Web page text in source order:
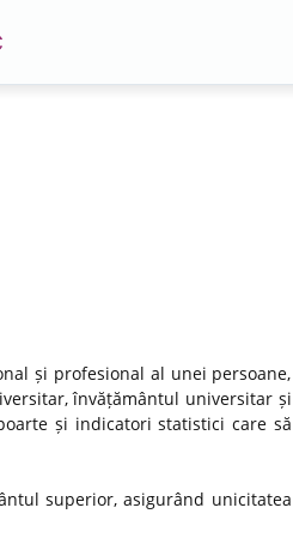
și profesional al unei persoane,
învățământul universitar și
și indicatori statistici care să
superior, asigurând unicitatea